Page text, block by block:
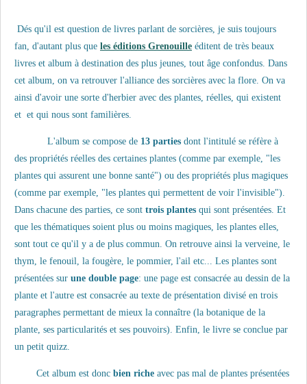
Dés qu'il est question de livres parlant de sorcières, je suis toujours
fan, d'autant plus que les éditions Grenouille éditent de très beaux
livres et album à destination des plus jeunes, tout âge confondus. Dans
cet album, on va retrouver l'alliance des sorcières avec la flore. On va
ainsi d'avoir une sorte d'herbier avec des plantes, réelles, qui existent
et et qui nous sont familières.
L'album se compose de 13 parties dont l'intitulé se réfère à
des propriétés réelles des certaines plantes (comme par exemple, "les
plantes qui assurent une bonne santé") ou des propriétés plus magiques
(comme par exemple, "les plantes qui permettent de voir l'invisible").
Dans chacune des parties, ce sont trois plantes qui sont présentées. Et
que les thématiques soient plus ou moins magiques, les plantes elles,
sont tout ce qu'il y a de plus commun. On retrouve ainsi la verveine, le
thym, le fenouil, la fougère, le pommier, l'ail etc... Les plantes sont
présentées sur une double page: une page est consacrée au dessin de la
plante et l'autre est consacrée au texte de présentation divisé en trois
paragraphes permettant de mieux la connaître (la botanique de la
plante, ses particularités et ses pouvoirs). Enfin, le livre se conclue par
un petit quizz.
Cet album est donc bien riche avec pas mal de plantes présentées